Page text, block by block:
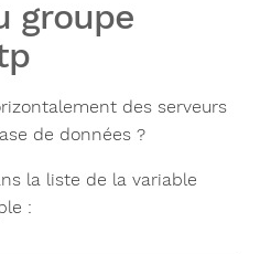
groupe
des serveurs
de données ?
la liste de la variable
: